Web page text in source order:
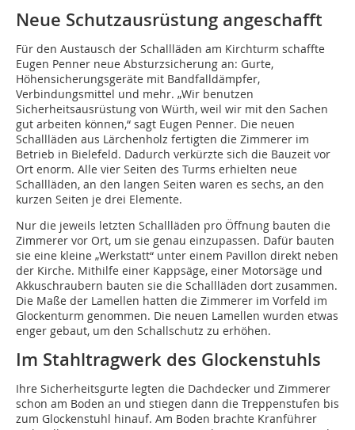
Neue Schutzausrüstung angeschafft
Für den Austausch der Schallläden am Kirchturm schaffte
Eugen Penner neue Absturzsicherung an: Gurte,
Höhensicherungsgeräte mit Bandfalldämpfer,
Verbindungsmittel und mehr. „Wir benutzen
Sicherheitsausrüstung von Würth, weil wir mit den Sachen
gut arbeiten können,“ sagt Eugen Penner. Die neuen
Schallläden aus Lärchenholz fertigten die Zimmerer im
Betrieb in Bielefeld. Dadurch verkürzte sich die Bauzeit vor
Ort enorm. Alle vier Seiten des Turms erhielten neue
Schallläden, an den langen Seiten waren es sechs, an den
kurzen Seiten je drei Elemente.
Nur die jeweils letzten Schallläden pro Öffnung bauten die
Zimmerer vor Ort, um sie genau einzupassen. Dafür bauten
sie eine kleine „Werkstatt“ unter einem Pavillon direkt neben
der Kirche. Mithilfe einer Kappsäge, einer Motorsäge und
Akkuschraubern bauten sie die Schallläden dort zusammen.
Die Maße der Lamellen hatten die Zimmerer im Vorfeld im
Glockenturm genommen. Die neuen Lamellen wurden etwas
enger gebaut, um den Schallschutz zu erhöhen.
Im Stahltragwerk des Glockenstuhls
Ihre Sicherheitsgurte legten die Dachdecker und Zimmerer
schon am Boden an und stiegen dann die Treppenstufen bis
zum Glockenstuhl hinauf. Am Boden brachte Kranführer